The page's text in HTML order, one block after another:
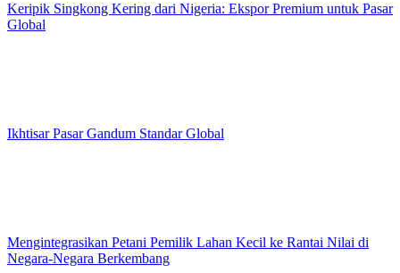
Keripik Singkong Kering dari Nigeria: Ekspor Premium untuk Pasar
Global
Ikhtisar Pasar Gandum Standar Global
Mengintegrasikan Petani Pemilik Lahan Kecil ke Rantai Nilai di
Negara-Negara Berkembang